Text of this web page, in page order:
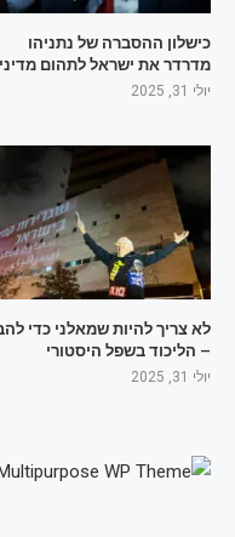
כישלון ההסברה של נתניהו
מדרדר את ישראל לתהום
יולי 31, 2025
לא צריך להיות שמאלני כדי
– הליכוד בשפל היסטורי
יולי 31, 2025